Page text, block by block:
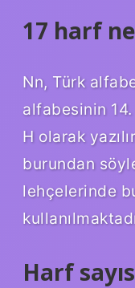
17 harf
Nn, Türk
alfabesinin
H olarak
burundan
lehçelerinde
Harf